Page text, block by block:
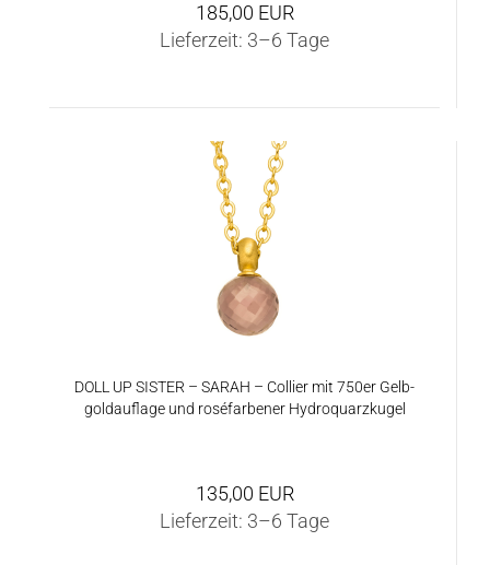
185,00 EUR
Lieferzeit: 3–6 Tage
DOLL UP SIS­TER – SARAH – Col­lier mit 750er Gelb­
gold­auf­la­ge und roséfar­be­ner Hy­dro­quarz­ku­gel
135,00 EUR
Lieferzeit: 3–6 Tage